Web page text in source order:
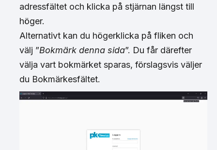
adressfältet och klicka på stjärnan längst till
höger.
Alternativt kan du högerklicka på fliken och
välj ”Bokmärk denna sida”. Du får därefter
välja vart bokmärket sparas, förslagsvis väljer
du Bokmärkesfältet.